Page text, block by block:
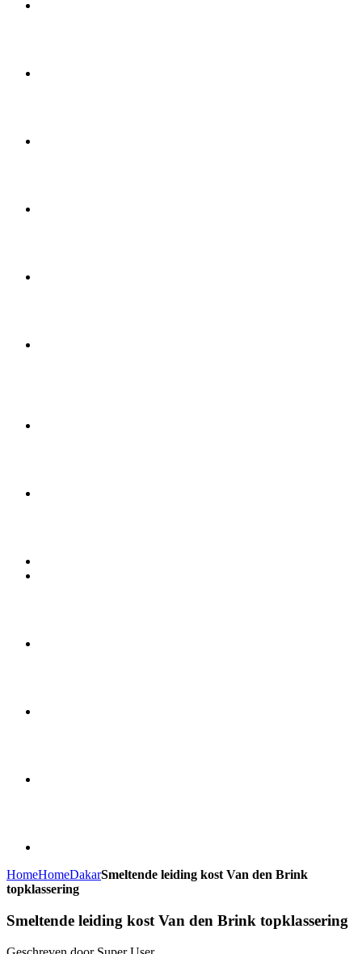
HomeHomeDakarSmeltende leiding kost Van den Brink
topklassering
Smeltende leiding kost Van den Brink topklassering